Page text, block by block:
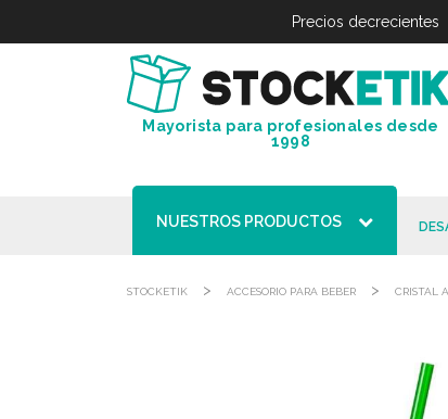
Precios decrecientes
Mayorista para profesionales desde
1998
NUESTROS PRODUCTOS
STOCKETIK > ACCESORIO PARA BEBER > CRISTAL